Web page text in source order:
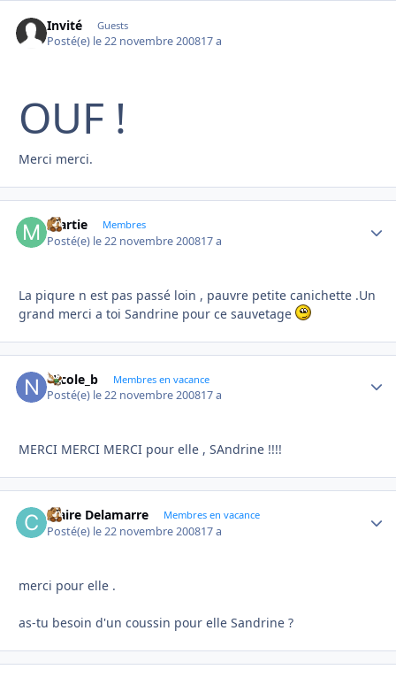
Invité Guests
Posté(e) le 22 novembre 200817 a
OUF !
Merci merci.
martie Membres
Posté(e) le 22 novembre 200817 a
La piqure n est pas passé loin , pauvre petite canichette .Un
grand merci a toi Sandrine pour ce sauvetage
Nicole_b Membres en vacance
Posté(e) le 22 novembre 200817 a
MERCI MERCI MERCI pour elle , SAndrine !!!!
Claire Delamarre Membres en vacance
Posté(e) le 22 novembre 200817 a
merci pour elle .
as-tu besoin d'un coussin pour elle Sandrine ?